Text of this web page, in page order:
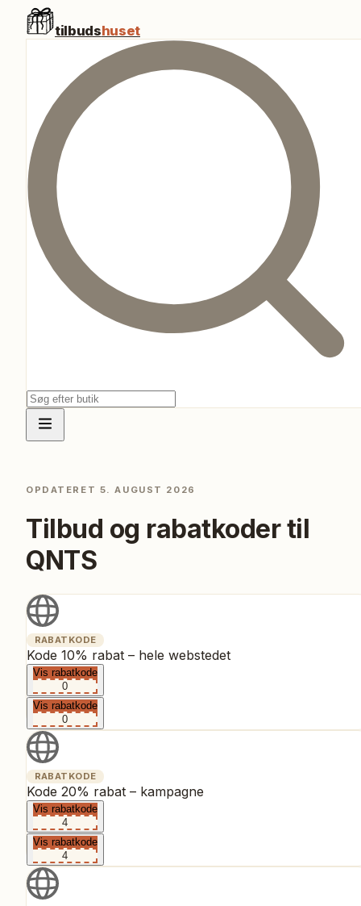
tilbudshuset
OPDATERET 5. AUGUST 2026
Tilbud og rabatkoder til
QNTS
RABATKODE
Kode 10% rabat – hele webstedet
Vis rabatkode
0
Vis rabatkode
0
RABATKODE
Kode 20% rabat – kampagne
Vis rabatkode
4
Vis rabatkode
4